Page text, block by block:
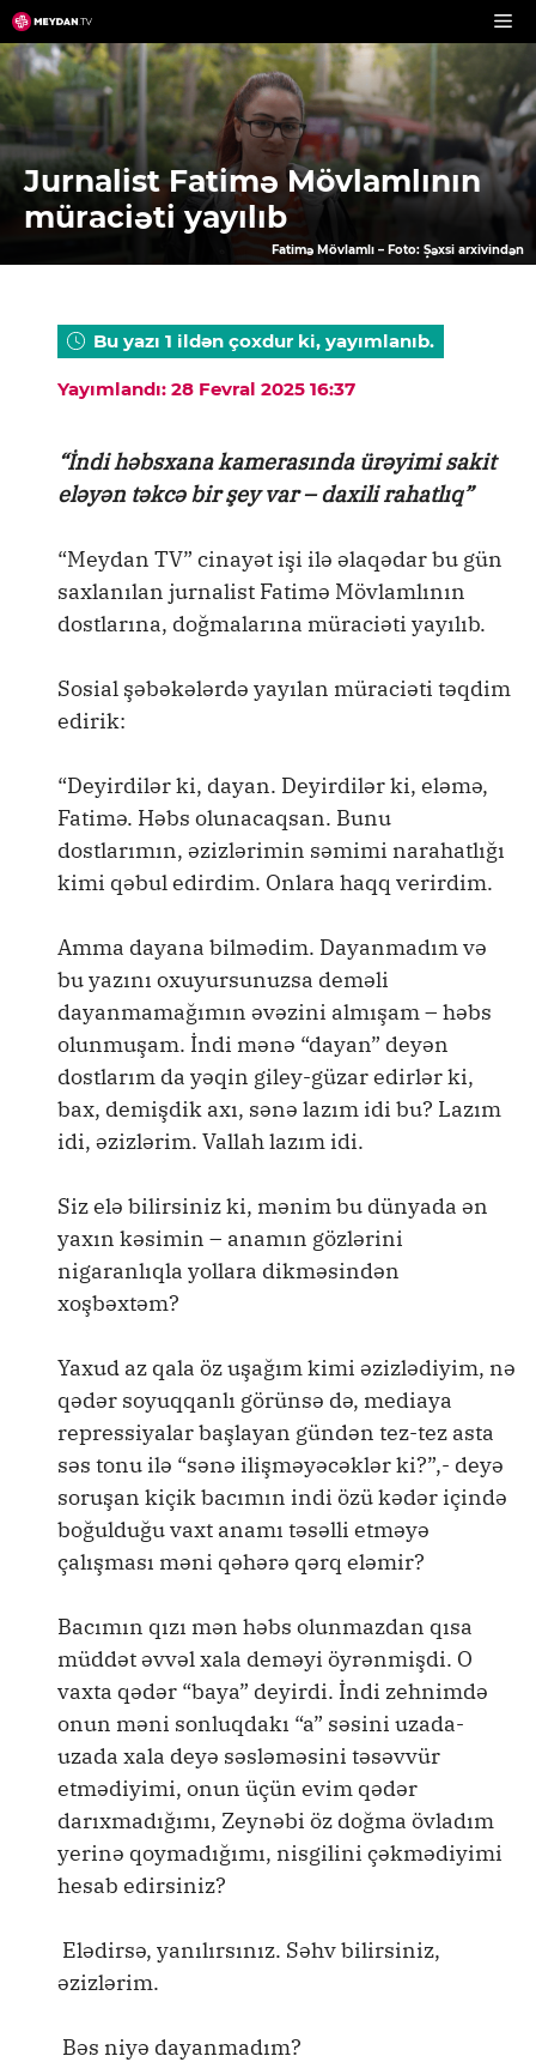
Skip
to
content
Jurnalist Fatimə Mövlamlının
müraciəti yayılıb
Fatimə Mövlamlı – Foto: Şəxsi arxivindən
Bu yazı 1 ildən çoxdur ki, yayımlanıb.
Yayımlandı: 28 Fevral 2025 16:37
“İndi həbsxana kamerasında ürəyimi sakit
eləyən təkcə bir şey var – daxili rahatlıq”
“Meydan TV” cinayət işi ilə əlaqədar bu gün
saxlanılan jurnalist Fatimə Mövlamlının
dostlarına, doğmalarına müraciəti yayılıb.
Sosial şəbəkələrdə yayılan müraciəti təqdim
edirik:
“Deyirdilər ki, dayan. Deyirdilər ki, eləmə,
Fatimə. Həbs olunacaqsan. Bunu
dostlarımın, əzizlərimin səmimi narahatlığı
kimi qəbul edirdim. Onlara haqq verirdim.
Amma dayana bilmədim. Dayanmadım və
bu yazını oxuyursunuzsa deməli
dayanmamağımın əvəzini almışam – həbs
olunmuşam. İndi mənə “dayan” deyən
dostlarım da yəqin giley-güzar edirlər ki,
bax, demişdik axı, sənə lazım idi bu? Lazım
idi, əzizlərim. Vallah lazım idi.
Siz elə bilirsiniz ki, mənim bu dünyada ən
yaxın kəsimin – anamın gözlərini
nigaranlıqla yollara dikməsindən
xoşbəxtəm?
Yaxud az qala öz uşağım kimi əzizlədiyim, nə
qədər soyuqqanlı görünsə də, mediaya
repressiyalar başlayan gündən tez-tez asta
səs tonu ilə “sənə ilişməyəcəklər ki?”,- deyə
soruşan kiçik bacımın indi özü kədər içində
boğulduğu vaxt anamı təsəlli etməyə
çalışması məni qəhərə qərq eləmir?
Bacımın qızı mən həbs olunmazdan qısa
müddət əvvəl xala deməyi öyrənmişdi. O
vaxta qədər “baya” deyirdi. İndi zehnimdə
onun məni sonluqdakı “a” səsini uzada-
uzada xala deyə səsləməsini təsəvvür
etmədiyimi, onun üçün evim qədər
darıxmadığımı, Zeynəbi öz doğma övladım
yerinə qoymadığımı, nisgilini çəkmədiyimi
hesab edirsiniz?
Elədirsə, yanılırsınız. Səhv bilirsiniz,
əzizlərim.
Bəs niyə dayanmadım?